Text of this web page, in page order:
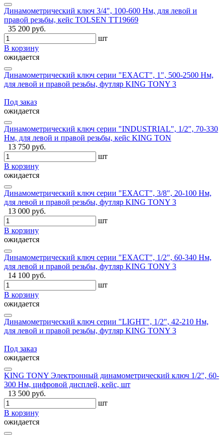
Динамометрический ключ 3/4", 100-600 Нм, для левой и
правой резьбы, кейс TOLSEN TT19669
35 200 руб.
шт
В корзину
ожидается
Динамометрический ключ серии "EXACT", 1", 500-2500 Нм,
для левой и правой резьбы, футляр KING TONY 3
Под заказ
ожидается
Динамометрический ключ серии "INDUSTRIAL", 1/2", 70-330
Нм, для левой и правой резьбы, кейс KING TON
13 750 руб.
шт
В корзину
ожидается
Динамометрический ключ серии "EXACT", 3/8", 20-100 Нм,
для левой и правой резьбы, футляр KING TONY 3
13 000 руб.
шт
В корзину
ожидается
Динамометрический ключ серии "EXACT", 1/2", 60-340 Нм,
для левой и правой резьбы, футляр KING TONY 3
14 100 руб.
шт
В корзину
ожидается
Динамометрический ключ серии "LIGHT", 1/2", 42-210 Нм,
для левой и правой резьбы, футляр KING TONY 3
Под заказ
ожидается
KING TONY Электронный динамометрический ключ 1/2", 60-
300 Нм, цифровой дисплей, кейс, шт
13 500 руб.
шт
В корзину
ожидается